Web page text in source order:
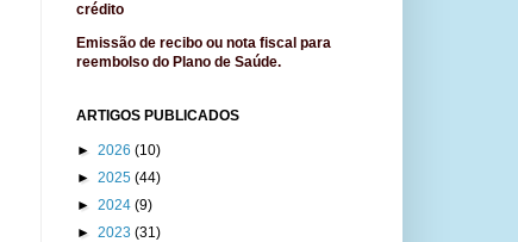
crédito
Emissão de recibo ou nota fiscal para
reembolso do Plano de Saúde.
ARTIGOS PUBLICADOS
► 2026 (10)
► 2025 (44)
► 2024 (9)
► 2023 (31)